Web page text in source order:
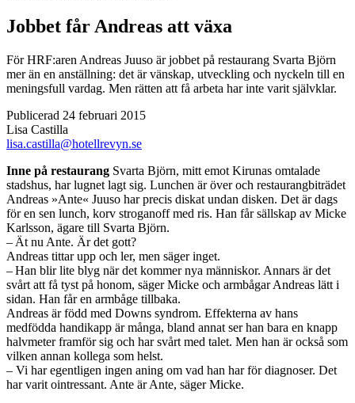
Jobbet får Andreas att växa
För HRF:aren Andreas Juuso är jobbet på restaurang Svarta Björn
mer än en anställning: det är vänskap, utveckling och nyckeln till en
meningsfull vardag. Men rätten att få arbeta har inte varit självklar.
Publicerad 24 februari 2015
Lisa Castilla
lisa.castilla@hotellrevyn.se
Inne på restaurang Svarta Björn, mitt emot Kirunas omtalade
stadshus, har lugnet lagt sig. Lunchen är över och restaurangbiträdet
Andreas »Ante« Juuso har precis diskat undan disken. Det är dags
för en sen lunch, korv stroganoff med ris. Han får sällskap av Micke
Karlsson, ägare till Svarta Björn.
– Ät nu Ante. Är det gott?
Andreas tittar upp och ler, men säger inget.
– Han blir lite blyg när det kommer nya människor. Annars är det
svårt att få tyst på honom, säger Micke och armbågar Andreas lätt i
sidan. Han får en armbåge tillbaka.
Andreas är född med Downs syndrom. Effekterna av hans
medfödda handikapp är många, bland annat ser han bara en knapp
halvmeter framför sig och har svårt med talet. Men han är också som
vilken annan kollega som helst.
– Vi har egentligen ingen aning om vad han har för diagnoser. Det
har varit ointressant. Ante är Ante, säger Micke.